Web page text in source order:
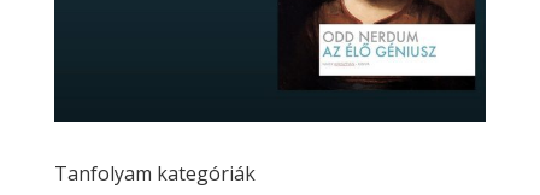
Tanfolyam kategóriák